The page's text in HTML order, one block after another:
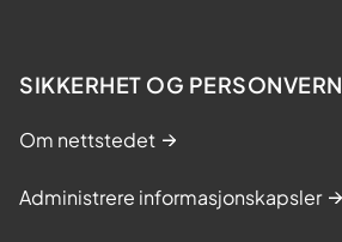
SIKKERHET OG PERSONVERN
Om nettstedet
Administrere informasjonskapsler